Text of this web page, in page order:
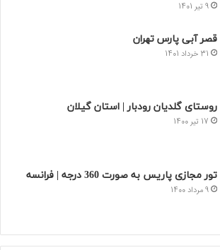
9 تیر 1401
قصر آبی پارس تهران
31 خرداد 1401
روستای گلدیان رودبار | استان گیلان
17 تیر 1400
تور مجازی پاریس به صورت 360 درجه | فرانسه
9 مرداد 1400